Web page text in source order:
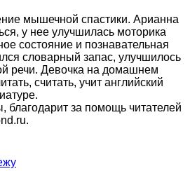
мышечной спастики. Арианна
у нее улучшилась моторика
состояние и познавательная
словарный запас, улучшилось
речи. Девочка на домашнем
считать, учит английский
за помощь читателей